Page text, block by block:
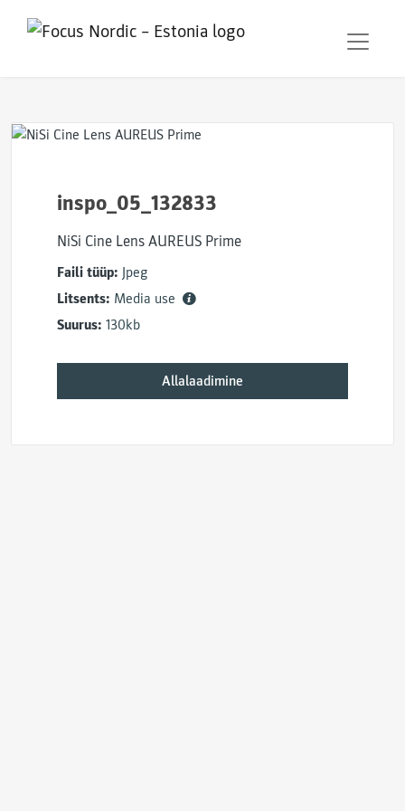
inspo_05_132833
NiSi Cine Lens AUREUS Prime
Faili tüüp: Jpeg
Litsents: Media use
Suurus: 130kb
Allalaadimine